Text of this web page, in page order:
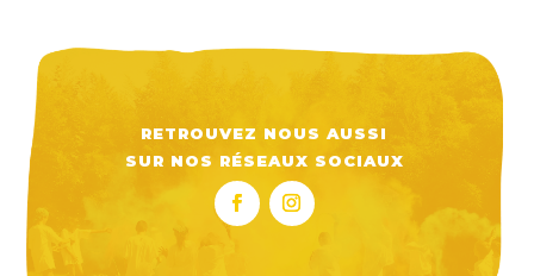
RETROUVEZ NOUS AUSSI
SUR NOS RÉSEAUX SOCIAUX